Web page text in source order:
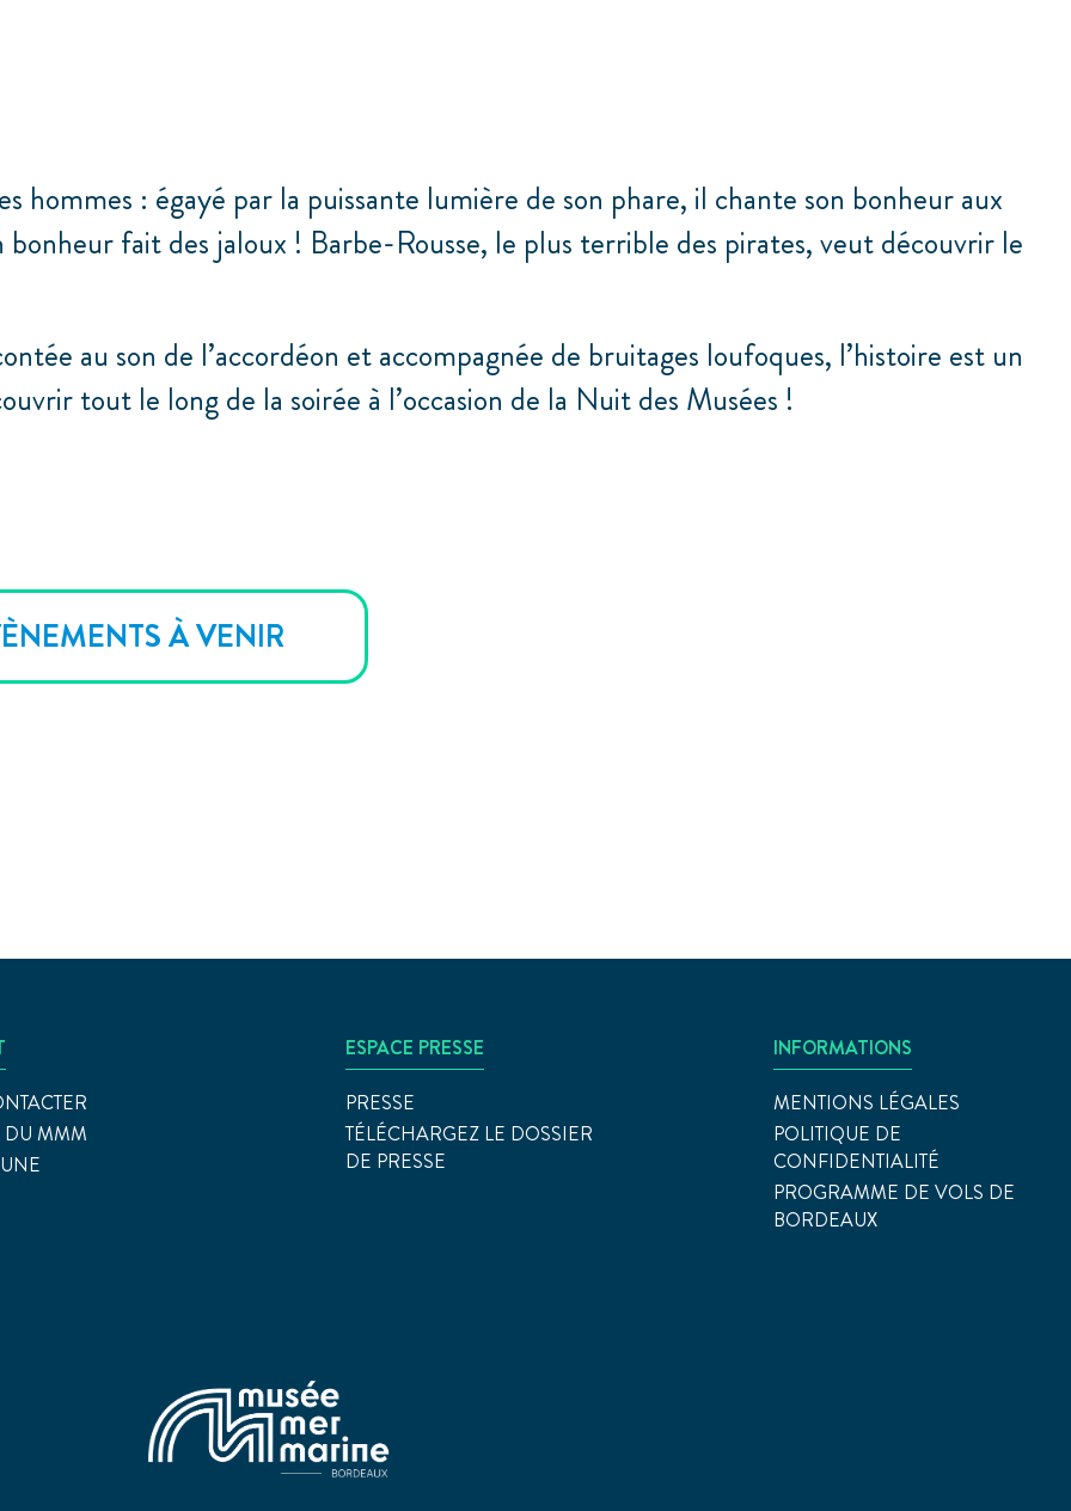
hommes : égayé par la puissante lumière de son phare, il chante son bonheur aux
bonheur fait des jaloux ! Barbe-Rousse, le plus terrible des pirates, veut découvrir le
au son de l’accordéon et accompagnée de bruitages loufoques, l’histoire est un
tout le long de la soirée à l’occasion de la Nuit des Musées !
À VENIR
DU MMM
ESPACE PRESSE
PRESSE
TÉLÉCHARGEZ LE DOSSIER
DE PRESSE
INFORMATIONS
MENTIONS LÉGALES
POLITIQUE DE
CONFIDENTIALITÉ
PROGRAMME DE VOLS DE
BORDEAUX